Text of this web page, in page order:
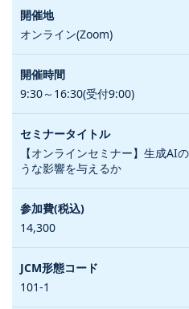
オンライン(Zoom)
9:30～16:30(受付9:00)
【オンラインセミナー】生成AI
うな影響を与えるか
14,300
101-1